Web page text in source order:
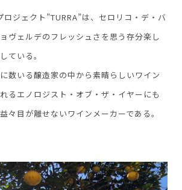
ジェクト”TURRA”は、セロリコ・デ・バ
ヴェルデのフレッシュさを思う存分楽し
ている。
数いる醸造家の中から素晴らしいワイン
るエノロジスト・オブ・ザ・イヤーにも
々目が離せないワインメーカーである。